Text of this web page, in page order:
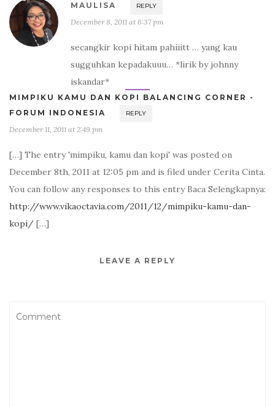
MAULISA REPLY
December 8, 2011 at 6:37 pm
secangkir kopi hitam pahiiitt … yang kau
sugguhkan kepadakuuu… *lirik by johnny
iskandar*
MIMPIKU KAMU DAN KOPI BALANCING CORNER -
FORUM INDONESIA
REPLY
December 11, 2011 at 2:49 pm
[…] The entry 'mimpiku, kamu dan kopi' was posted on
December 8th, 2011 at 12:05 pm and is filed under Cerita Cinta.
You can follow any responses to this entry Baca Selengkapnya:
http://www.vikaoctavia.com/2011/12/mimpiku-kamu-dan-
kopi/ […]
LEAVE A REPLY